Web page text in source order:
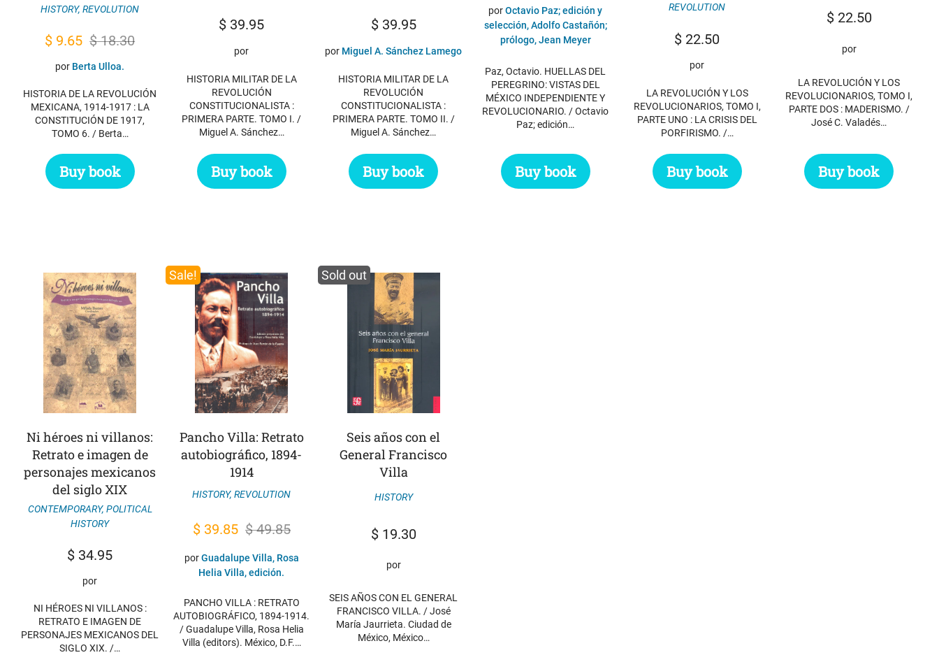
HISTORY,REVOLUTION
$18.30
Original
price
$ 18.30.
$ 9.65 Current
price
$ 9.65.
por Berta Ulloa.
HISTORIA DE LA REVOLUCIÓN
MEXICANA, 1914-1917 : LA
CONSTITUCIÓN DE 1917,
TOMO 6. / Berta…
Buy book
$ 39.95
por
HISTORIA MILITAR DE LA
REVOLUCIÓN
CONSTITUCIONALISTA :
PRIMERA PARTE. TOMO I. /
Miguel A. Sánchez…
Buy book
$39.95
por Miguel A. Sánchez Lamego
HISTORIA MILITAR DE LA
REVOLUCIÓN
CONSTITUCIONALISTA :
PRIMERA PARTE. TOMO II. /
Miguel A. Sánchez…
Buy book
porOctavio Paz; edición y
selección, Adolfo Castañón;
prólogo, Jean Meyer
Paz, Octavio. HUELLAS DEL
PEREGRINO: VISTAS DEL
MÉXICO INDEPENDIENTE Y
REVOLUCIONARIO. / Octavio
Paz; edición…
Buy book
REVOLUTION
$ 22.50
por
LA REVOLUCIÓN Y LOS
REVOLUCIONARIOS, TOMO I,
PARTE UNO : LA CRISIS DEL
PORFIRISMO. /…
Buy book
$22.50
por
LA REVOLUCIÓN Y LOS
REVOLUCIONARIOS, TOMO I,
PARTE DOS : MADERISMO. /
José C. Valadés…
Buy book
Ni héroes ni villanos:
Retrato e imagen de
personajes mexicanos
del siglo XIX
CONTEMPORARY, POLITICAL
HISTORY
$ 34.95
por
NI HÉROES NI VILLANOS :
RETRATO E IMAGEN DE
PERSONAJES MEXICANOS DEL
SIGLO XIX. /…
Sale!
Pancho Villa: Retrato
autobiográfico, 1894-
1914
HISTORY,REVOLUTION
$49.85
Original
was:
$39.85 Current
is:
porGuadalupe Villa, Rosa
Helia Villa, edición.
PANCHO VILLA : RETRATO
AUTOBIOGRÁFICO, 1894-1914.
/ Guadalupe Villa, Rosa Helia
Villa (editors). México, D.F.…
Sold out
Seis años con el
General Francisco
Villa
HISTORY
$19.30
por
SEIS AÑOS CON EL GENERAL
FRANCISCO VILLA. / José
María Jaurrieta. Ciudad de
México, México…